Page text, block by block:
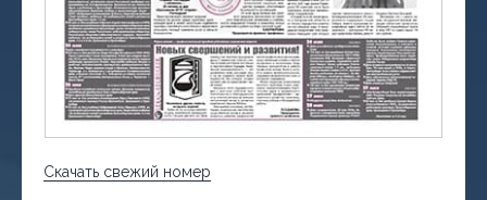
Скачать свежий номер